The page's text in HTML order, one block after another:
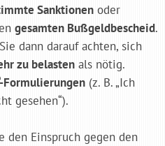
Sanktionen oder
gesamten Bußgeldbescheid.
dann darauf achten, sich
zu belasten als nötig.
Formulierungen (z. B. „Ich
gesehen“).
den Einspruch gegen den